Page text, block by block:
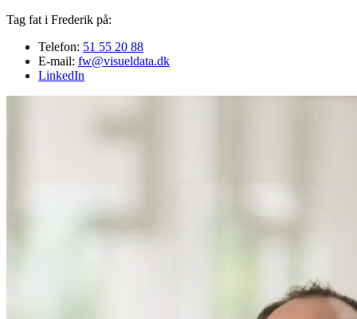
Tag fat i Frederik på:
Telefon: 51 55 20 88
E-mail: fw@visueldata.dk
LinkedIn